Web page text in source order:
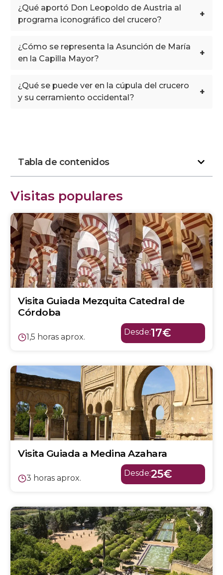
¿Qué aportó Don Leopoldo de Austria al
programa iconográfico del crucero?
+
¿Cómo se representa la Asunción de María
en la Capilla Mayor?
+
¿Qué se puede ver en la cúpula del crucero
y su cerramiento occidental?
+
Tabla de contenidos
Visitas populares
Visita Guiada Mezquita Catedral de
Córdoba
1,5 horas aprox.
Desde:17€
Visita Guiada a Medina Azahara
3 horas aprox.
Desde:25€